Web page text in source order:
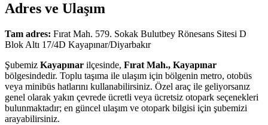
Adres ve Ulaşım
Tam adres: Fırat Mah. 579. Sokak Bulutbey Rönesans Sitesi D
Blok Altı 17/4D Kayapınar/Diyarbakır
Şubemiz Kayapınar ilçesinde, Fırat Mah., Kayapınar
bölgesindedir. Toplu taşıma ile ulaşım için bölgenin metro, otobüs
veya minibüs hatlarını kullanabilirsiniz. Özel araç ile geliyorsanız
genel olarak yakın çevrede ücretli veya ücretsiz otopark seçenekleri
bulunmaktadır; en güncel ulaşım ve otopark bilgisi için şubemizi
arayabilirsiniz.